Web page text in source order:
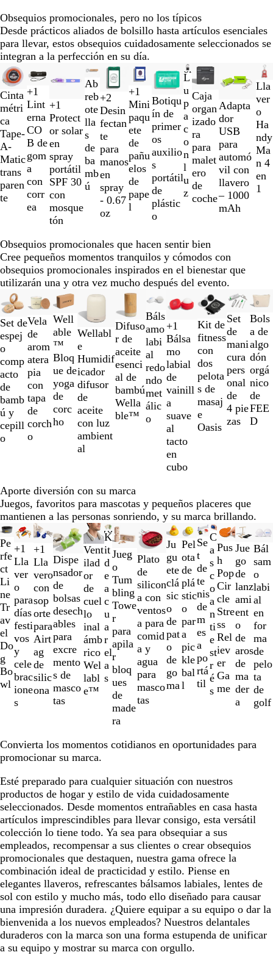
e
n
s
l
c
i
o
r
i
Obsequios promocionales, pero no los típicos
Desde prácticos aliados de bolsillo hasta artículos esenciales
para llevar, estos obsequios cuidadosamente seleccionados se
integran a la perfección en su día.
Cinta
métri
ca
Tape-
A-
Matic
trans
paren
te
R
o
j
o
N
e
g
r
o
V
e
r
d
e
A
z
u
l
+1
Lint
erna
CO
B de
gom
a
con
corr
ea
N
e
g
r
o
A
z
u
l
V
e
r
d
e
R
o
j
o
+1
Protect
or solar
en
spray
portátil
SPF 30
con
mosque
tón
Ab
reb
ote
lla
s
de
ba
mb
ú
Nuevas opciones
N
e
g
r
o
A
z
u
l
V
e
r
d
e
N
a
r
a
n
j
a
+2
Desin
fectan
te
para
manos
en
spray
- 0.67
oz
Nuevas opciones
R
o
j
o
A
z
u
l
V
e
r
d
e
B
l
a
n
c
o
+1
Mini
paqu
ete
de
pañu
elos
de
pape
l
Botiqu
ín de
primer
os
auxilio
s
portátil
de
plástic
o
B
l
a
n
c
o
N
e
g
r
o
L
u
p
a
c
o
n
l
u
z
Caja
organ
izado
ra
para
malet
ero
de
coche
L
i
m
a
N
a
r
a
n
j
a
R
o
j
o
Adapta
dor
USB
para
automó
vil con
llavero
– 1000
mAh
Lla
ver
o
Ha
ndy
Ma
n 4
en
1
Diapositivas
de
la
1
a
la
2
de
11
Obsequios promocionales que hacen sentir bien
Cree pequeños momentos tranquilos y cómodos con
obsequios promocionales inspirados en el bienestar que
utilizarán una y otra vez mucho después del evento.
Set de
espej
o
comp
acto
de
bamb
ú y
cepill
o
Vela
de
arom
atera
pia
con
tapa
de
corch
o
Well
able
™
Bloq
ue de
yoga
de
corc
ho
Nuevo
Wellabl
e
Humidif
icador
difusor
de
aceite
con luz
ambient
al
Nuevo
Difuso
r de
aceite
esenci
al de
bambú
Wella
ble™
D
o
r
a
d
o
P
l
a
t
e
a
d
a
Báls
amo
labi
al
redo
ndo
met
álic
o
N
e
g
r
o
R
o
s
a
d
o
R
o
j
o
B
l
a
n
c
o
+1
Bálsa
mo
labial
de
vainill
a
suave
al
tacto
en
cubo
Nuevas opciones
Kit de
fitness
con
dos
pelota
s de
masaj
e
Oasis
T
r
a
n
s
p
a
r
e
R
o
j
o
t
r
a
n
s
V
e
r
d
e
l
i
m
a
ú
c
i
d
A
z
u
l
t
r
a
n
s
Set
de
mani
cura
pers
onal
de
4 pie
zas
Bols
a de
algo
dón
orgá
nico
de
FEE
D
Diapositivas
de
la
1
a
la
2
de
10
Aporte diversión con su marca
Juegos, favoritos para mascotas y pequeños placeres que
mantienen a las personas sonriendo, y su marca brillando.
G
r
a
y
A
z
u
l
Pe
rfe
ct
Li
ne
Tr
av
el
Do
g
Bo
wl
D
í
a
d
e
l
a
T
i
e
r
r
a
J
u
n
e
t
e
e
n
t
h
P
a
t
r
i
ó
t
i
c
o
O
r
g
u
l
l
o
+1
Lla
ver
o
para
días
festi
vos
y
cele
brac
ione
s
N
e
g
r
o
A
z
u
l
R
o
j
o
B
u
r
d
e
o
s
+1
Lla
vero
con
sop
orte
para
Airt
ag
de
silic
ona
A
z
u
l
R
o
j
o
B
l
a
n
c
o
V
e
r
d
e
l
i
m
a
Dispe
nsador
de
bolsas
desech
ables
para
excre
mento
s de
masco
tas
Nuevo
Vent
ilad
or
de
cuel
lo
inal
ámb
rico
Wel
labl
e™
V
e
r
d
e
A
z
u
l
A
m
a
r
i
l
l
o
K
it
d
e
a
c
u
a
r
el
a
s
Jueg
o
Tum
bling
Towe
r
para
apila
r
bloq
ues
de
made
ra
Plato
de
silicon
a con
ventos
a para
comid
a y
agua
para
masco
tas
Ju
gu
ete
clá
sic
o
de
pat
o
de
go
ma
Pel
ota
de
plá
stic
o
par
a
pic
kle
bal
l
Se
t
de
te
nis
de
m
es
a
po
rtá
til
B
l
a
n
c
o
A
m
a
r
i
l
l
o
A
z
u
l
C
a
s
c
o
a
n
ti
e
st
r
é
s
Pus
h
Pop
Cir
cle
Stre
ss
Rel
iev
er
Ga
me
Nuevo
Jue
go
de
lanz
ami
ent
o
de
aros
de
ma
der
a
Bál
sam
o
labi
al
en
for
ma
de
pelo
ta
de
golf
Diapositivas
de
la
1
a
la
2
de
15
Convierta los momentos cotidianos en oportunidades para
promocionar su marca.
Esté preparado para cualquier situación con nuestros
productos de hogar y estilo de vida cuidadosamente
seleccionados. Desde momentos entrañables en casa hasta
artículos imprescindibles para llevar consigo, esta versátil
colección lo tiene todo. Ya sea para obsequiar a sus
empleados, recompensar a sus clientes o crear obsequios
promocionales que destaquen, nuestra gama ofrece la
combinación ideal de practicidad y estilo. Piense en
elegantes llaveros, refrescantes bálsamos labiales, lentes de
sol con estilo y mucho más, todo ello diseñado para causar
una impresión duradera. ¿Quiere equipar a su equipo o dar la
bienvenida a los nuevos empleados? Nuestros delantales
duraderos con la marca son una forma estupenda de unificar
a su equipo y mostrar su marca con orgullo.